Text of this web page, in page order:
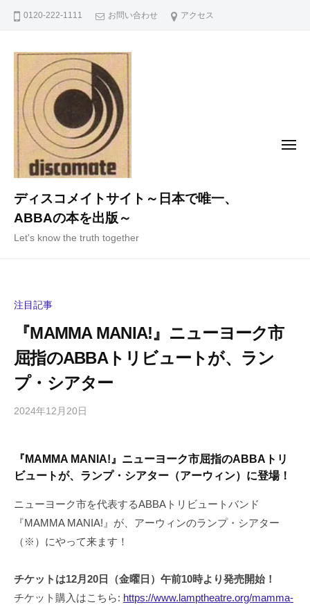
0120-222-1111 お問い合わせ アクセス
ディスコメイトサイト～日本で唯一、
ABBAの本を出版～
Let's know the truth together
メ
注目記事
『MAMMA MANIA!』ニューヨーク市
屈指のABBAトリビュートが、ラン
プ・シアター
2024年12月20日
i
g
s
h
i
a
m
の
コ
ン
ト
『MAMMA MANIA!』ニューヨーク市屈指のABBAトリ
ビュートが、ランプ・シアター（アーウィン）に登場！
ニューヨーク市を代表するABBAトリビュートバンド
『MAMMA MANIA!』が、アーウィンのランプ・シアター
（※）にやって来ます！
チケットは12月20日（金曜日）午前10時より発売開始！
チケット購入はこちら: https://www.lamptheatre.org/mamma-